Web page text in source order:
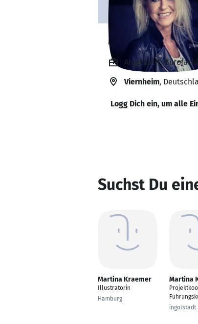
Martina
Angestellt,
Viernheim,
Logg Dich ein, um alle
Suchst Du
Martina Kraemer
Illustratorin
Hamburg
Martina
ingolstadt